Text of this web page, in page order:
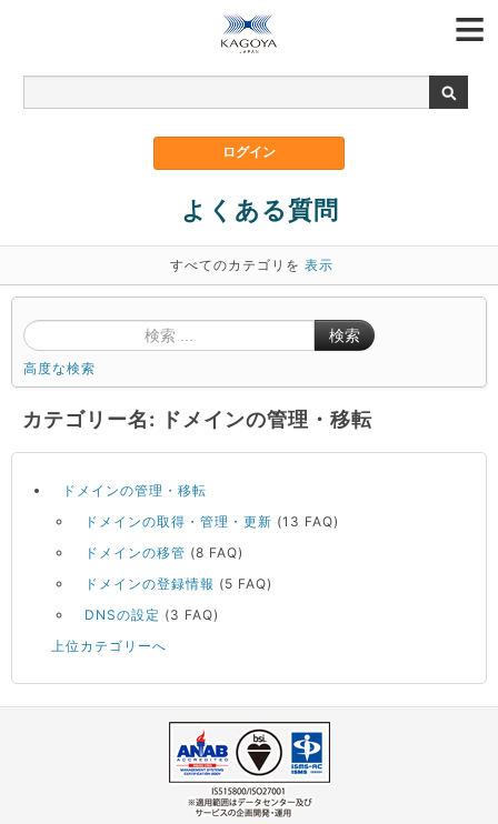
よくある質問
すべてのカテゴリを 表示
検索
高度な検索
カテゴリー名: ドメインの管理・移転
ドメインの管理・移転
ドメインの取得・管理・更新 (13 FAQ)
ドメインの移管 (8 FAQ)
ドメインの登録情報 (5 FAQ)
DNSの設定 (3 FAQ)
上位カテゴリーへ